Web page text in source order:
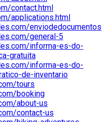
contact.html
applications.html
enviodedocumentos
general-5
informa-es-do-
gratuita
informa-es-do-
de-inventario
tours
booking
about-us
contact-us